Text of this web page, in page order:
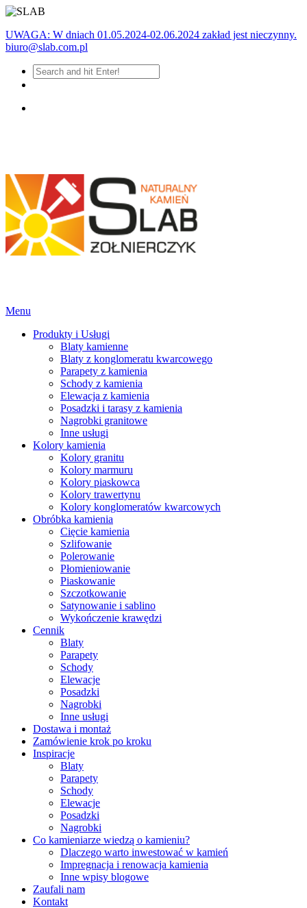
UWAGA: W dniach 01.05.2024-02.06.2024 zakład jest nieczynny.
biuro@slab.com.pl
Menu
Produkty i Usługi
Blaty kamienne
Blaty z konglomeratu kwarcowego
Parapety z kamienia
Schody z kamienia
Elewacja z kamienia
Posadzki i tarasy z kamienia
Nagrobki granitowe
Inne usługi
Kolory kamienia
Kolory granitu
Kolory marmuru
Kolory piaskowca
Kolory trawertynu
Kolory konglomeratów kwarcowych
Obróbka kamienia
Cięcie kamienia
Szlifowanie
Polerowanie
Płomieniowanie
Piaskowanie
Szczotkowanie
Satynowanie i sablino
Wykończenie krawędzi
Cennik
Blaty
Parapety
Schody
Elewacje
Posadzki
Nagrobki
Inne usługi
Dostawa i montaż
Zamówienie krok po kroku
Inspiracje
Blaty
Parapety
Schody
Elewacje
Posadzki
Nagrobki
Co kamieniarze wiedzą o kamieniu?
Dlaczego warto inwestować w kamień
Impregnacja i renowacja kamienia
Inne wpisy blogowe
Zaufali nam
Kontakt